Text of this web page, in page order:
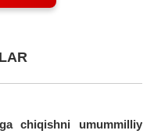
chiqishni umummilliy